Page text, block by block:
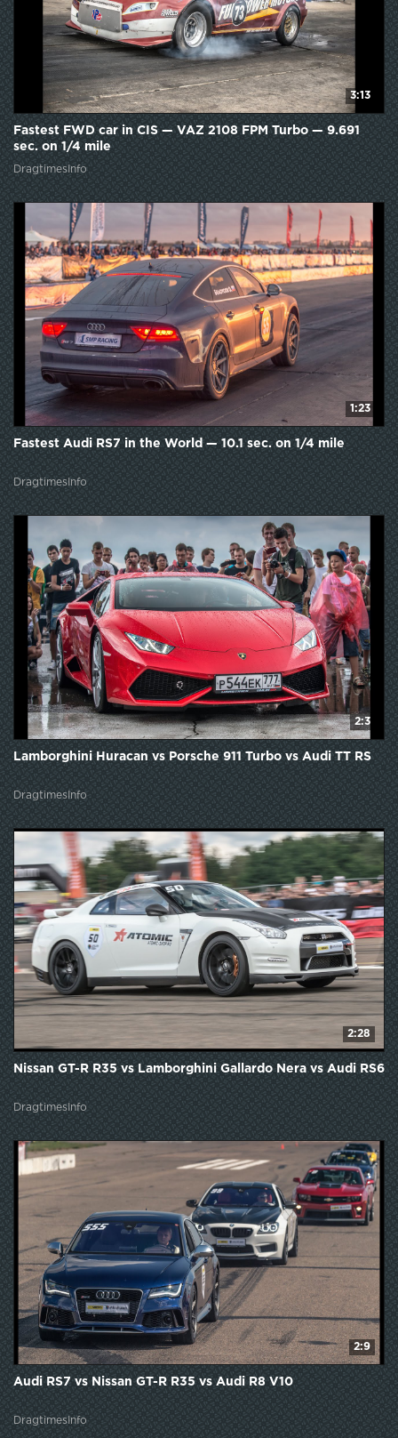
3:13
Fastest FWD car in CIS — VAZ 2108 FPM Turbo — 9.691
sec. on 1/4 mile
DragtimesInfo
1:23
Fastest Audi RS7 in the World — 10.1 sec. on 1/4 mile
DragtimesInfo
2:3
Lamborghini Huracan vs Porsche 911 Turbo vs Audi TT RS
DragtimesInfo
2:28
Nissan GT-R R35 vs Lamborghini Gallardo Nera vs Audi RS6
DragtimesInfo
2:9
Audi RS7 vs Nissan GT-R R35 vs Audi R8 V10
DragtimesInfo